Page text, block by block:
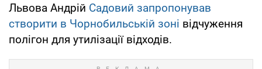
Львова Андрій Садовий запропонував
створити в Чорнобильській зоні відчуження
полігон для утилізації відходів.